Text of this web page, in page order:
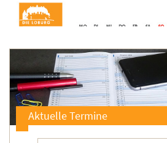
Aktuelle Termine